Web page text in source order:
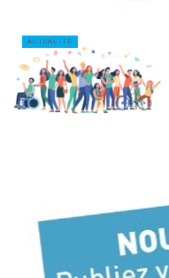
ACTUALITÉ